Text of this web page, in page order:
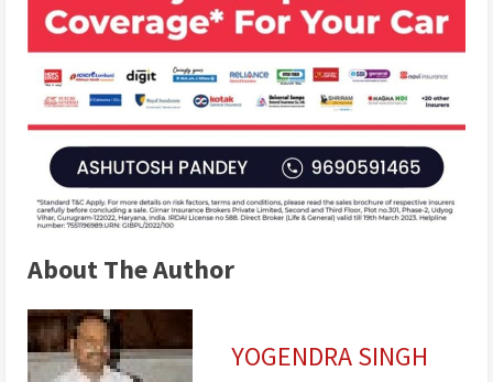
About The Author
YOGENDRA SINGH